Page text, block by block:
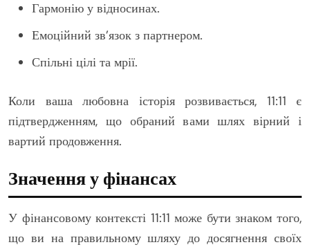
Гармонію у відносинах.
Емоційний зв’язок з партнером.
Спільні цілі та мрії.
Коли ваша любовна історія розвивається, 11:11 є
підтвердженням, що обраний вами шлях вірний і
вартий продовження.
Значення у фінансах
У фінансовому контексті 11:11 може бути знаком того,
що ви на правильному шляху до досягнення своїх